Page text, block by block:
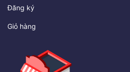
Đăng ký
Giỏ hàng